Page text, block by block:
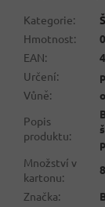
Kategorie:
Hmotnost:
EAN:
Určení:
Vůně:
Popis
produktu:
Množství v
kartonu:
8
Značka: